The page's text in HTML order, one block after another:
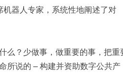
器人专家，系统性地阐述了对
么？少做事，做重要的事，把重
所说的 – 构建并资助数字公共产